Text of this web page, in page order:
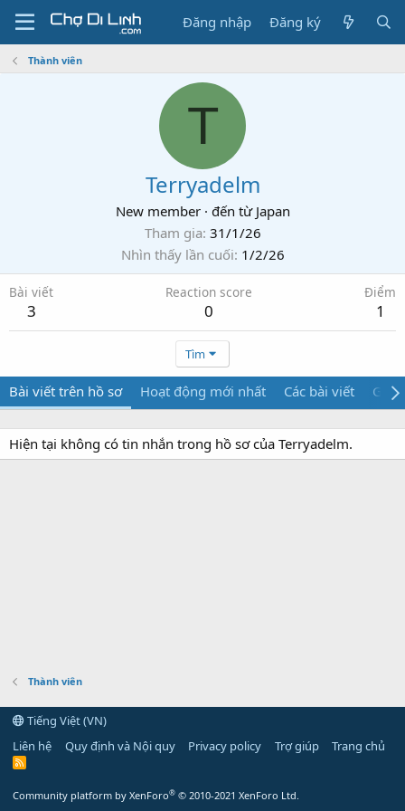
Đăng nhập Đăng ký
Thành viên
T
Terryadelm
New member · đến từ Japan
Tham gia 31/1/26
Nhìn thấy lần cuối 1/2/26
Bài viết
3
Reaction score
0
Điểm
1
Tìm
Bài viết trên hồ sơ Hoạt động mới nhất Các bài viết Giới
Hiện tại không có tin nhắn trong hồ sơ của Terryadelm.
Thành viên
Tiếng Việt (VN)
Liên hệ
Quy định và Nội quy Privacy policy Trợ giúp Trang chủ
R
Community platform by XenForo® © 2010-2021 XenForo Ltd.